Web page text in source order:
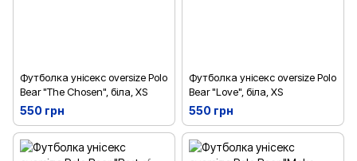
Футболка унісекс oversize Polo
Bear "The Chosen", біла, XS
550 грн
Футболка унісекс oversize Polo
Bear "Love", біла, XS
550 грн